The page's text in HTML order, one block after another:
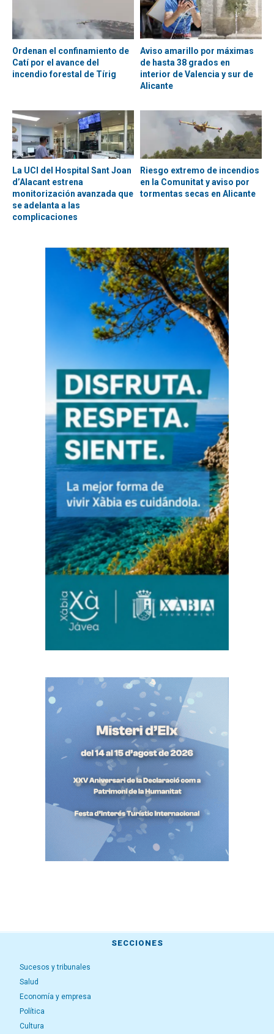
Ordenan el confinamiento de
Catí por el avance del
incendio forestal de Tírig
Aviso amarillo por máximas
de hasta 38 grados en
interior de Valencia y sur de
Alicante
La UCI del Hospital Sant Joan
d’Alacant estrena
monitorización avanzada que
se adelanta a las
complicaciones
Riesgo extremo de incendios
en la Comunitat y aviso por
tormentas secas en Alicante
SECCIONES
Sucesos y tribunales
Salud
Economía y empresa
Política
Cultura